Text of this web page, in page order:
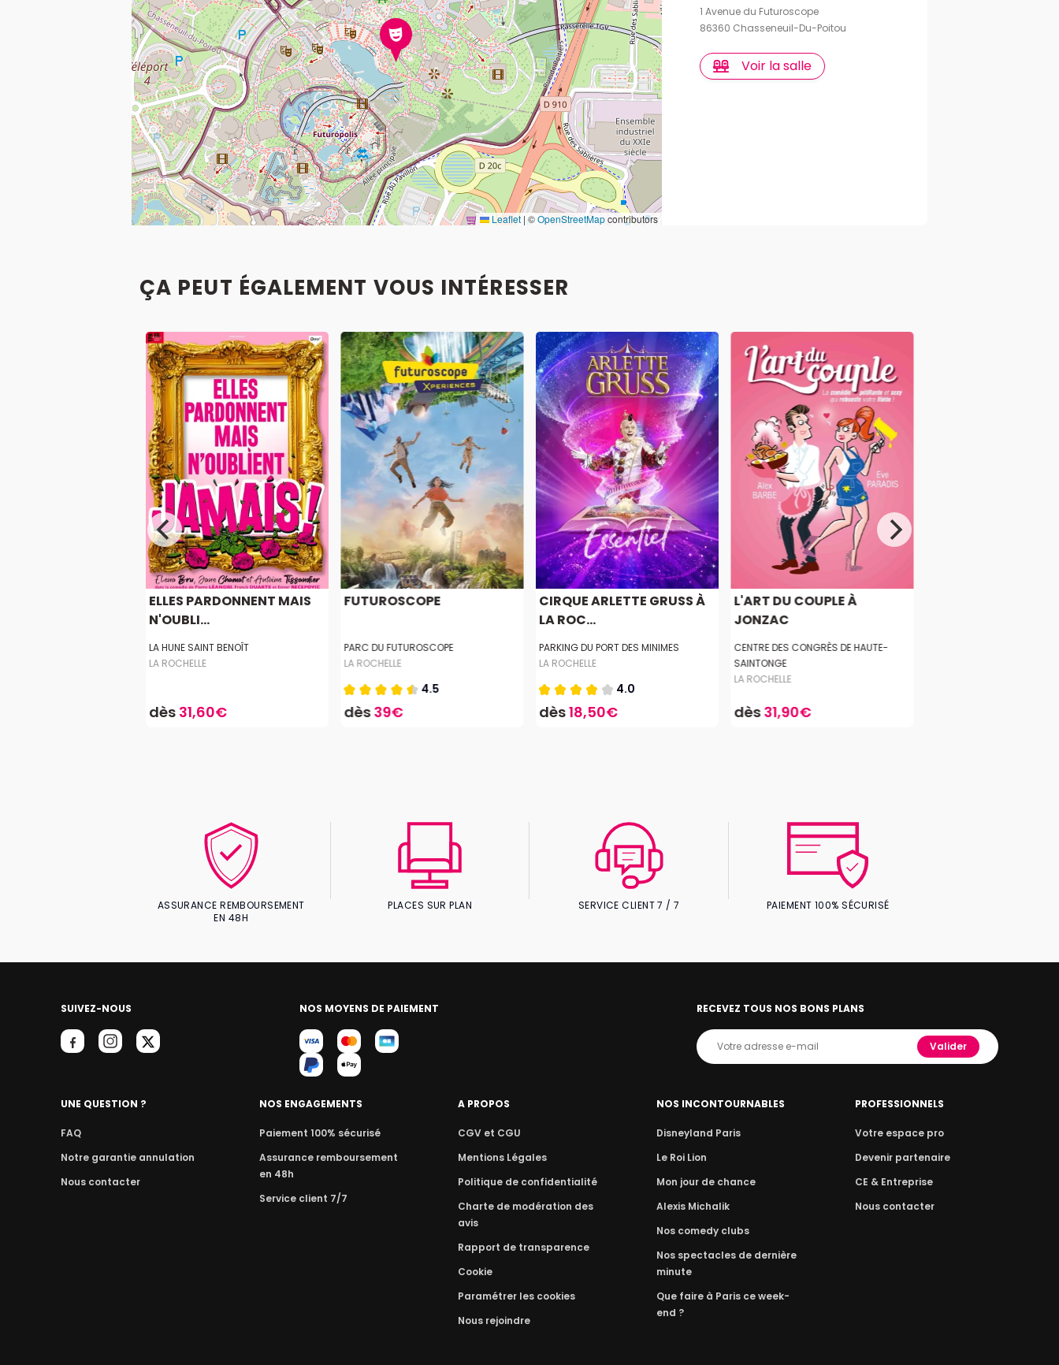
Leaflet | ©OpenStreetMapcontributors
1 Avenue du Futuroscope
86360 Chasseneuil-Du-Poitou
Voir la salle
ÇA PEUT ÉGALEMENT VOUS INTÉRESSER
ELLES PARDONNENT MAIS
N'OUBLI...
LA HUNE SAINT BENOÎT
LA ROCHELLE
dès 31,60€
FUTUROSCOPE
PARC DU FUTUROSCOPE
LA ROCHELLE
4.5
dès39€
CIRQUE ARLETTE GRUSS À
LA ROC...
PARKING DU PORT DES MINIMES
LA ROCHELLE
4.0
dès18,50€
L'ART DU COUPLE À
JONZAC
CENTRE DES CONGRÈS DE HAUTE-
SAINTONGE
LA ROCHELLE
dès31,90€
ASSURANCE REMBOURSEMENT
EN 48H
PLACES SUR PLAN SERVICE CLIENT 7 / 7 PAIEMENT 100% SÉCURISÉ
SUIVEZ-NOUS NOS MOYENS DE PAIEMENT RECEVEZ TOUS NOS BONS PLANS
Valider
UNE QUESTION ?
FAQ
Notre garantie annulation
Nous contacter
NOS ENGAGEMENTS
Paiement 100% sécurisé
Assurance remboursement
en 48h
Service client 7/7
A PROPOS
CGV et CGU
Mentions Légales
Politique de confidentialité
Charte de modération des
avis
Rapport de transparence
Cookie
Paramétrer les cookies
Nous rejoindre
NOS INCONTOURNABLES
Disneyland Paris
Le Roi Lion
Mon jour de chance
Alexis Michalik
Nos comedy clubs
Nos spectacles de dernière
minute
Que faire à Paris ce week-
end ?
PROFESSIONNELS
Votre espace pro
Devenir partenaire
CE & Entreprise
Nous contacter